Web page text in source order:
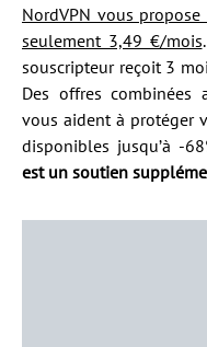
NordVPN vous
seulement 3,49 €/mois
souscripteur reçoit 3
Des offres combinées
vous aident à protéger
disponibles jusqu’à -
est un soutien